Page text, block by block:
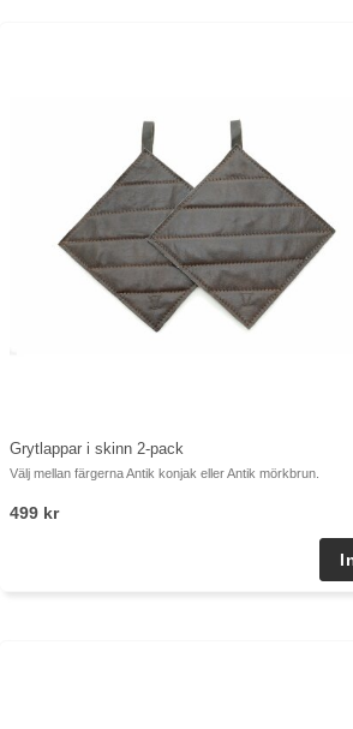
Grytlappar i skinn 2-pack
Välj mellan färgerna Antik konjak eller Antik mörkbrun.
499 kr